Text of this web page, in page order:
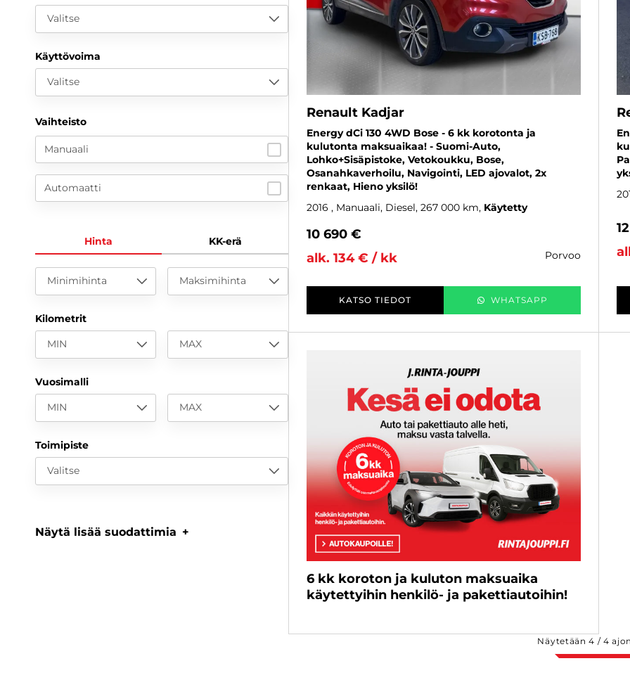
Valitse
Käyttövoima
Valitse
Vaihteisto
Manuaali
Automaatti
Hinta KK-erä
Minimihinta Maksimihinta
Kilometrit
MIN MAX
Vuosimalli
MIN MAX
Toimipiste
Valitse
Näytä lisää suodattimia
Renault Kadjar
Energy dCi 130 4WD Bose - 6 kk korotonta ja
kulutonta maksuaikaa! - Suomi-Auto,
Lohko+Sisäpistoke, Vetokoukku, Bose,
Osanahkaverhoilu, Navigointi, LED ajovalot, 2x
renkaat, Hieno yksilö!
2016 , Manuaali, Diesel, 267 000 km Käytetty
10 690 €
alk. 134 € / kk
porvoo
KATSO TIEDOT WHATSAPP
6 kk koroton ja kuluton maksuaika
käytettyihin henkilö- ja pakettiautoihin!
Näytetään4 /4